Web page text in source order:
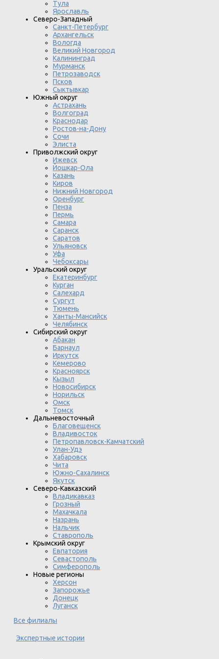
Тула
Ярославль
Северо-Западный
Санкт-Петербург
Архангельск
Вологда
Великий Новгород
Калининград
Мурманск
Петрозаводск
Псков
Сыктывкар
Южный округ
Астрахань
Волгоград
Краснодар
Ростов-на-Дону
Сочи
Элиста
Приволжский округ
Ижевск
Йошкар-Ола
Казань
Киров
Нижний Новгород
Оренбург
Пенза
Пермь
Самара
Саранск
Саратов
Ульяновск
Уфа
Чебоксары
Уральский округ
Екатеринбург
Курган
Салехард
Сургут
Тюмень
Ханты-Мансийск
Челябинск
Сибирский округ
Абакан
Барнаул
Иркутск
Кемерово
Красноярск
Кызыл
Новосибирск
Норильск
Омск
Томск
Дальневосточный
Благовещенск
Владивосток
Петропавловск-Камчатский
Улан-Удэ
Хабаровск
Чита
Южно-Сахалинск
Якутск
Северо-Кавказский
Владикавказ
Грозный
Махачкала
Назрань
Нальчик
Ставрополь
Крымский округ
Евпатория
Севастополь
Симферополь
Новые регионы
Херсон
Запорожье
Донецк
Луганск
Все филиалы
Экспертные истории